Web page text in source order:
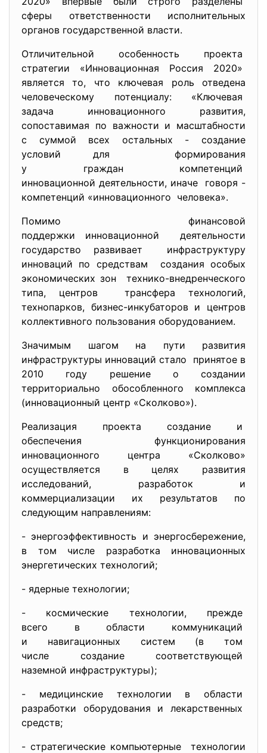
сферы ответственности исполнительных
органов государственной власти.
Отличительной особенность проекта
стратегии «Инновационная Россия 2020»
является то, что ключевая роль отведена
человеческому потенциалу: «Ключевая
задача инновационного развития,
сопоставимая по важности и масштабности
с суммой всех остальных - создание
условий для формирования
у граждан компетенций
инновационной деятельности, иначе говоря -
компетенций «инновационного человека».
Помимо финансовой
поддержки инновационной деятельности
государство развивает инфраструктуру
инноваций по средствам создания особых
экономических зон технико-внедренческого
типа, центров трансфера технологий,
технопарков, бизнес-инкубаторов и центров
коллективного пользования оборудованием.
Значимым шагом на пути развития
инфраструктуры инноваций стало принятое в
2010 году решение о создании
территориально обособленного комплекса
(инновационный центр «Сколково»).
Реализация проекта создание и
обеспечения функционирования
инновационного центра «Сколково»
осуществляется в целях развития
исследований, разработок и
коммерциализации их результатов по
следующим направлениям:
- энергоэффективность и энергосбережение,
в том числе разработка инновационных
энергетических технологий;
- ядерные технологии;
- космические технологии, прежде
всего в области коммуникаций
и навигационных систем (в том
числе создание соответствующей
наземной инфраструктуры);
- медицинские технологии в области
разработки оборудования и лекарственных
средств;
- стратегические компьютерные технологии